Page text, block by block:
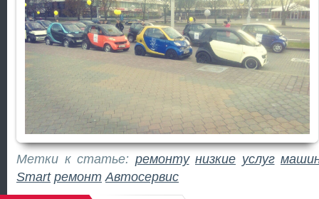
Метки к статье: ремонту низкие услуг
Smart ремонт Автосервис